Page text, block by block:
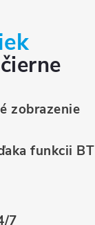
zobrazenie
funkcii BT
7